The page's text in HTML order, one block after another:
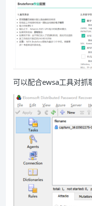
可以配合ewsa工具对抓